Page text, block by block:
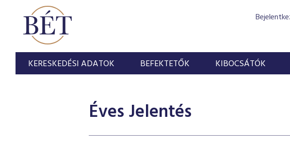
KERESKEDÉSI ADATOK BEFEKTETŐK KIBOCSÁTÓK
Éves Jelentés